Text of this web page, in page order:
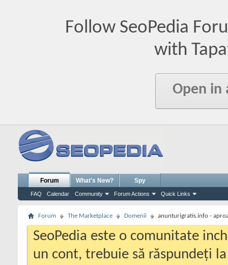
Follow SeoPedia
with
Open in
Forum
FAQ Calendar Community Forum Actions Quick Links
What's New? Spy
Forum The Marketplace Domenii anunturigratis.info -
SeoPedia este o comunitate
un cont, trebuie să răspundeți